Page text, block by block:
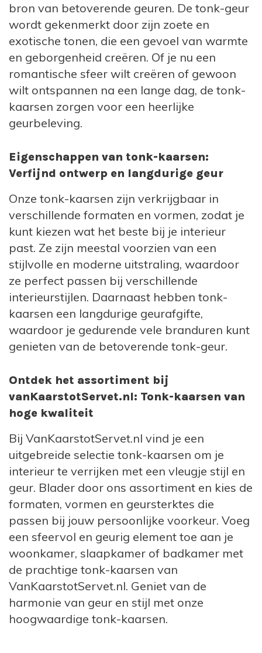
bron van betoverende geuren. De tonk-geur
wordt gekenmerkt door zijn zoete en
exotische tonen, die een gevoel van warmte
en geborgenheid creëren. Of je nu een
romantische sfeer wilt creëren of gewoon
wilt ontspannen na een lange dag, de tonk-
kaarsen zorgen voor een heerlijke
geurbeleving.
Eigenschappen van tonk-kaarsen:
Verfijnd ontwerp en langdurige geur
Onze tonk-kaarsen zijn verkrijgbaar in
verschillende formaten en vormen, zodat je
kunt kiezen wat het beste bij je interieur
past. Ze zijn meestal voorzien van een
stijlvolle en moderne uitstraling, waardoor
ze perfect passen bij verschillende
interieurstijlen. Daarnaast hebben tonk-
kaarsen een langdurige geurafgifte,
waardoor je gedurende vele branduren kunt
genieten van de betoverende tonk-geur.
Ontdek het assortiment bij
vanKaarstotServet.nl: Tonk-kaarsen van
hoge kwaliteit
Bij VanKaarstotServet.nl vind je een
uitgebreide selectie tonk-kaarsen om je
interieur te verrijken met een vleugje stijl en
geur. Blader door ons assortiment en kies de
formaten, vormen en geursterktes die
passen bij jouw persoonlijke voorkeur. Voeg
een sfeervol en geurig element toe aan je
woonkamer, slaapkamer of badkamer met
de prachtige tonk-kaarsen van
VanKaarstotServet.nl. Geniet van de
harmonie van geur en stijl met onze
hoogwaardige tonk-kaarsen.